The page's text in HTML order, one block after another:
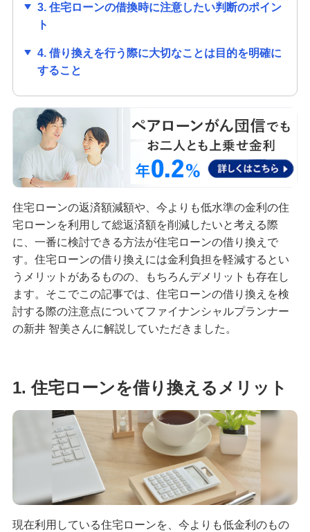
教育ローン
リフォームローン
ご利用中のお客さま
申込ボードログイン
ご検討中のお客さま
住宅ローン申込（借換）
カードローン申込（口座あり）
カードローン申込（口座なし）
貯める・増やす
備える
学ぶ・考える
お客さまサポート
困ったときは・よくあるご質問
3. 住宅ローンの借換時に注意したい判断のポイン
ト
4. 借り換えを行う際に大切なことは目的を明確に
すること
住宅ローンの返済額減額や、今よりも低水準の金利の住
宅ローンを利用して総返済額を削減したいと考える際
に、一番に検討できる方法が住宅ローンの借り換えで
す。住宅ローンの借り換えには金利負担を軽減するとい
うメリットがあるものの、もちろんデメリットも存在し
ます。そこでこの記事では、住宅ローンの借り換えを検
討する際の注意点についてファイナンシャルプランナー
の新井 智美さんに解説していただきました。
1. 住宅ローンを借り換えるメリット
現在利用している住宅ローンを、今よりも低金利のもの